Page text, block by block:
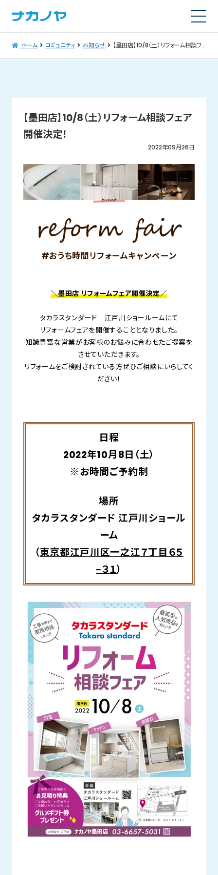
ホーム コミュニティ お知らせ 【墨田店】10/8（土）リフォーム相談フェア開催決定！
【墨田店】10/8（土）リフォーム相談フェア
開催決定！
2022年09月26日
#おうち時間リフォームキャンペーン
＼墨田店 リフォームフェア開催決定／
タカラスタンダード 江戸川ショールームにて
リフォームフェアを開催することとなりました。
知識豊富な営業がお客様のお悩みに合わせたご提案を
させていただきます。
リフォームをご検討されている方ぜひご相談にいらしてく
ださい！
日程
2022年10月8日（土）
※お時間ご予約制
場所
タカラスタンダード 江戸川ショール
ーム
（東京都江戸川区一之江７丁目６５
−３１）